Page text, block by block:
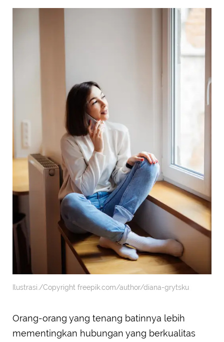
Ilustrasi./Copyright freepik.com/author/diana-grytsku
Orang-orang yang tenang batinnya lebih
mementingkan hubungan yang berkualitas